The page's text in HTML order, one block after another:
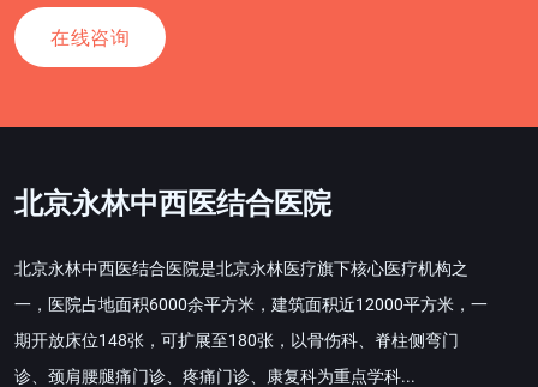
在线咨询
北京永林中西医结合医院
北京永林中西医结合医院是北京永林医疗旗下核心医疗机构之
一，医院占地面积6000余平方米，建筑面积近12000平方米，一
期开放床位148张，可扩展至180张，以骨伤科、脊柱侧弯门
诊、颈肩腰腿痛门诊、疼痛门诊、康复科为重点学科...